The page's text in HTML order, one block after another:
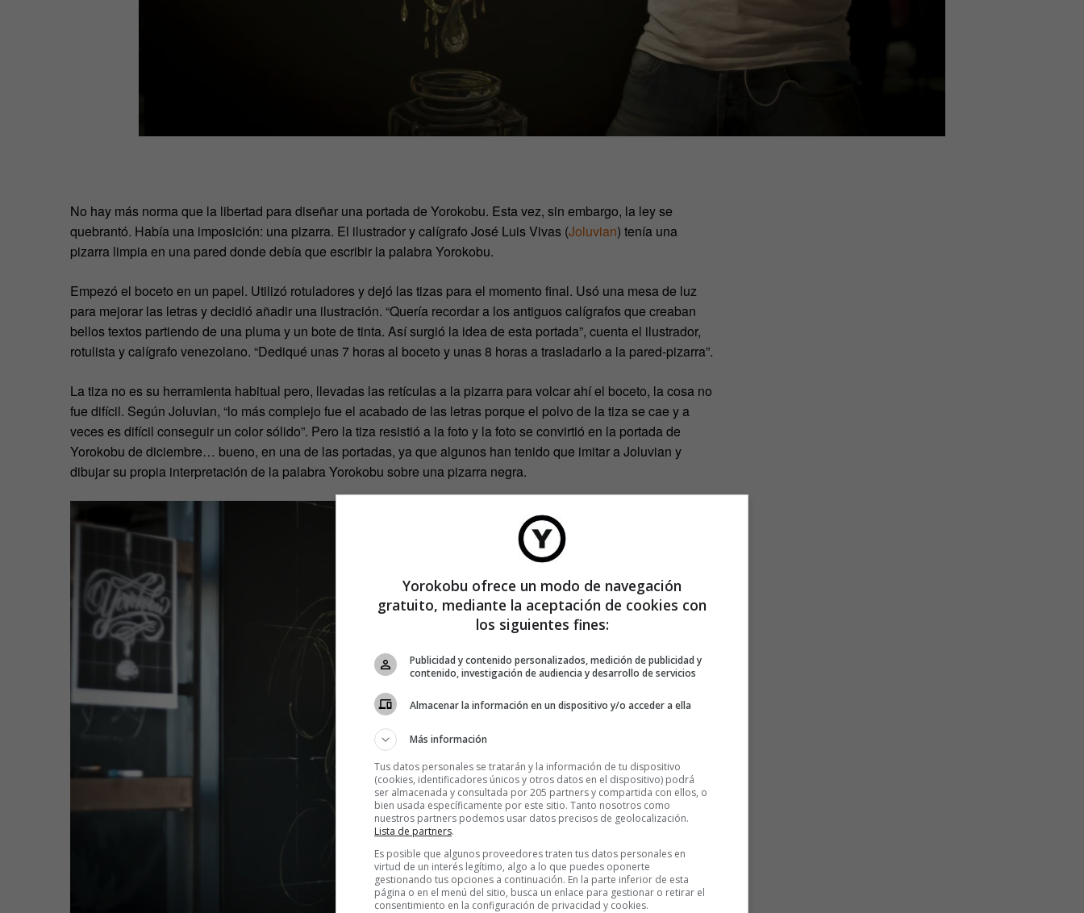
No hay más norma que la libertad para diseñar una portada de Yorokobu. Esta vez, sin embargo, la ley se
quebrantó. Había una imposición: una pizarra. El ilustrador y calígrafo José Luis Vivas (Joluvian) tenía una
pizarra limpia en una pared donde debía que escribir la palabra Yorokobu.
Empezó el boceto en un papel. Utilizó rotuladores y dejó las tizas para el momento final. Usó una mesa de luz
para mejorar las letras y decidió añadir una ilustración. “Quería recordar a los antiguos calígrafos que creaban
bellos textos partiendo de una pluma y un bote de tinta. Así surgió la idea de esta portada”, cuenta el ilustrador,
rotulista y calígrafo venezolano. “Dediqué unas 7 horas al boceto y unas 8 horas a trasladarlo a la pared-pizarra”.
La tiza no es su herramienta habitual pero, llevadas las retículas a la pizarra para volcar ahí el boceto, la cosa no
fue difícil. Según Joluvian, “lo más complejo fue el acabado de las letras porque el polvo de la tiza se cae y a
veces es difícil conseguir un color sólido”. Pero la tiza resistió a la foto y la foto se convirtió en la portada de
Yorokobu de diciembre… bueno, en una de las portadas, ya que algunos han tenido que imitar a Joluvian y
dibujar su propia interpretación de la palabra Yorokobu sobre una pizarra negra.
Yorokobu ofrece un modo de navegación
gratuito, mediante la aceptación de cookies con
los siguientes fines:
Publicidad y contenido personalizados, medición de publicidad y
contenido, investigación de audiencia y desarrollo de servicios
Almacenar la información en un dispositivo y/o acceder a ella
Más información
Tus datos personales se tratarán y la información de tu dispositivo
(cookies, identificadores únicos y otros datos en el dispositivo) podrá
ser almacenada y consultada por 205 partners y compartida con ellos, o
bien usada específicamente por este sitio. Tanto nosotros como
nuestros partners podemos usar datos precisos de geolocalización.
Lista de partners.
Es posible que algunos proveedores traten tus datos personales en
virtud de un interés legítimo, algo a lo que puedes oponerte
gestionando tus opciones a continuación. En la parte inferior de esta
página o en el menú del sitio, busca un enlace para gestionar o retirar el
consentimiento en la configuración de privacidad y cookies.